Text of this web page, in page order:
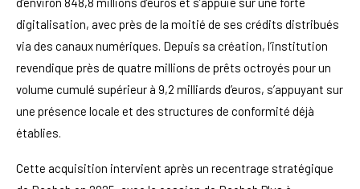
digitalisation, avec près de la moitié de ses crédits distribués
via des canaux numériques. Depuis sa création, l’institution
revendique près de quatre millions de prêts octroyés pour un
volume cumulé supérieur à 9,2 milliards d’euros, s’appuyant sur
une présence locale et des structures de conformité déjà
établies.
Cette acquisition intervient après un recentrage stratégique